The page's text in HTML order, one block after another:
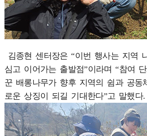
김종현 센터장은 “이번 행사는 지역
심고 이어가는 출발점”이라며 “참여
꾼 배롱나무가 향후 지역의 쉼과 공동
로운 상징이 되길 기대한다”고 말했다.